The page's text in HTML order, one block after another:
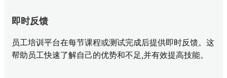
即时反馈
员工培训平台在每节课程或测试完成后提供即时反馈。这
帮助员工快速了解自己的优势和不足,并有效提高技能。